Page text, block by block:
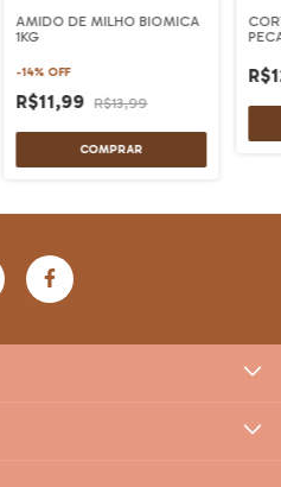
AMIDO DE MILHO BIOMICA
1KG
-14%OFF
R$11,99 R$13,99